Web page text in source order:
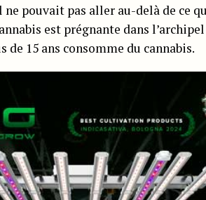
pouvait pas aller au-delà de ce
est prégnante dans
de 15 ans consomme du cannabis.